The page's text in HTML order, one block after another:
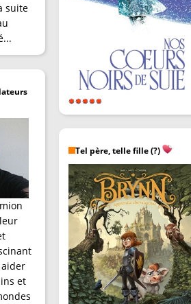
suite
et
Tel père, telle fille (?)